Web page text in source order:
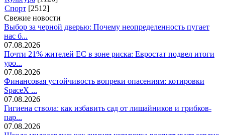
Спорт [2512]
Свежие новости
Выбор за черной дверью: Почему неопределенность пугает
нас б...
07.08.2026
Почти 21% жителей ЕС в зоне риска: Евростат подвел итоги
уро...
07.08.2026
Финансовая устойчивость вопреки опасениям: котировки
SpaceX ...
07.08.2026
Гигиена ствола: как избавить сад от лишайников и грибков-
пар...
07.08.2026